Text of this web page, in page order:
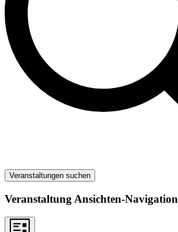
Veranstaltungen suchen
Veranstaltung Ansichten-Navigation